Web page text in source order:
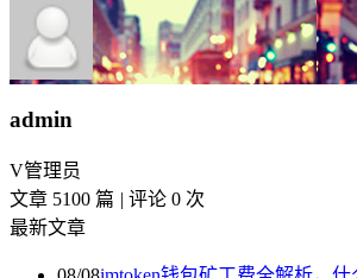
admin
V管理员
文章 5100 篇 | 评论 0 次
最新文章